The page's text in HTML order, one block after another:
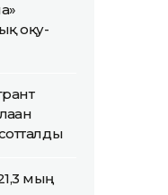
оқу-
мың